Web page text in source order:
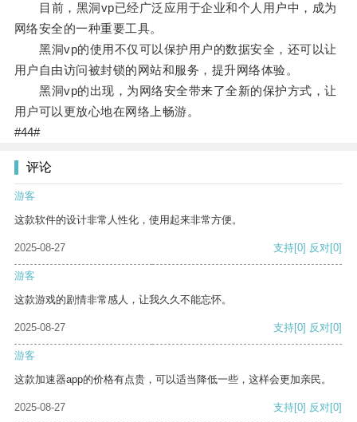
目前，黑洞vp已经广泛应用于企业和个人用户中，成为
网络安全的一种重要工具。
黑洞vp的使用不仅可以保护用户的数据安全，还可以让
用户自由访问被封锁的网站和服务，提升网络体验。
黑洞vp的出现，为网络安全带来了全新的保护方式，让
用户可以更放心地在网络上畅游。
#44#
评论
游客
这款软件的设计非常人性化，使用起来非常方便。
2025-08-27 支持[0] 反对[0]
游客
这款游戏的剧情非常感人，让我久久不能忘怀。
2025-08-27 支持[0] 反对[0]
游客
这款加速器app的价格有点贵，可以适当降低一些，这样会更加亲民。
2025-08-27 支持[0] 反对[0]